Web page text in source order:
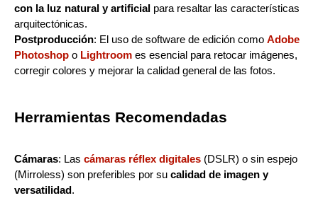
con la luz natural y artificial para resaltar las características
arquitectónicas.
Postproducción: El uso de software de edición como Adobe
Photoshop o Lightroom es esencial para retocar imágenes,
corregir colores y mejorar la calidad general de las fotos.
Herramientas Recomendadas
Cámaras: Las cámaras réflex digitales (DSLR) o sin espejo
(Mirroless) son preferibles por su calidad de imagen y
versatilidad.